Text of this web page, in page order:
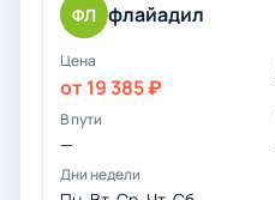
ФЛ флайадил
от 19 385 ₽
—